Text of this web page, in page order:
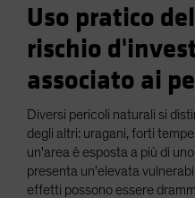
Uso pratico
rischio
associato ai
Diversi pericoli naturali si
degli altri: uragani, forti
un'area è esposta a più di
presenta un'elevata
effetti possono essere